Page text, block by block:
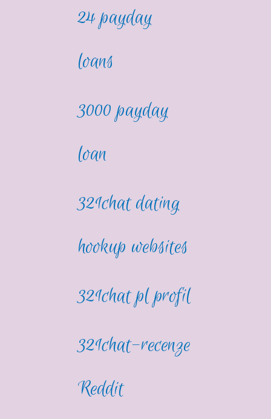
24 payday
loans
3000 payday
loan
321chat dating
hookup websites
321chat pl profil
321chat-recenze
Reddit